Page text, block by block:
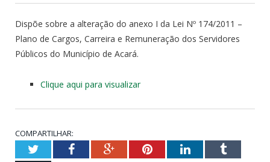
Dispõe sobre a alteração do anexo I da Lei Nº 174/2011 –
Plano de Cargos, Carreira e Remuneração dos Servidores
Públicos do Município de Acará.
Clique aqui para visualizar
COMPARTILHAR:
TwitterFacebookGoogle+PinterestLinkedInTumblr